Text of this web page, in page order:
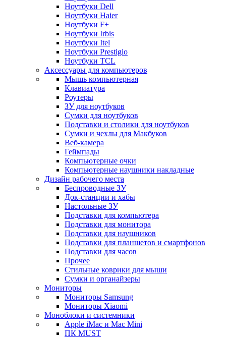
Ноутбуки Dell
Ноутбуки Haier
Ноутбуки F+
Ноутбуки Irbis
Ноутбуки Itel
Ноутбуки Prestigio
Ноутбуки TCL
Аксессуары для компьютеров
Мышь компьютерная
Клавиатура
Роутеры
ЗУ для ноутбуков
Сумки для ноутбуков
Подставки и столики для ноутбуков
Сумки и чехлы для Макбуков
Веб-камера
Геймпады
Компьютерные очки
Компьютерные наушники накладные
Дизайн рабочего места
Беспроводные ЗУ
Док-станции и хабы
Настольные ЗУ
Подставки для компьютера
Подставки для монитора
Подставки для наушников
Подставки для планшетов и смартфонов
Подставки для часов
Прочее
Стильные коврики для мыши
Сумки и органайзеры
Мониторы
Мониторы Samsung
Мониторы Xiaomi
Моноблоки и системники
Apple iMac и Mac Mini
ПК MUST